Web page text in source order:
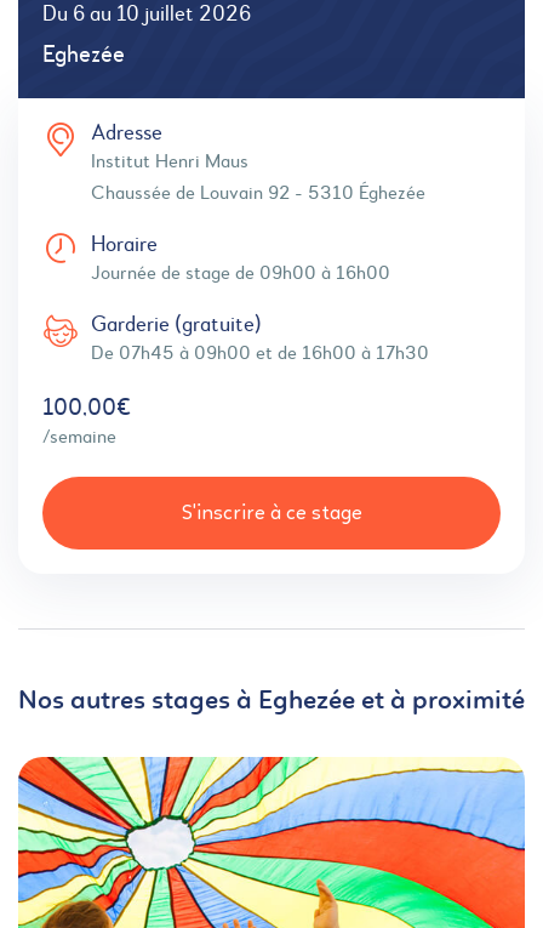
Du 6 au 10 juillet 2026
Eghezée
Adresse
Institut Henri Maus
Chaussée de Louvain 92 - 5310 Éghezée
Horaire
Journée de stage de 09h00 à 16h00
Garderie (gratuite)
De 07h45 à 09h00 et de 16h00 à 17h30
100,00€
/semaine
S'inscrire à ce stage
Nos autres stages à Eghezée et à proximité